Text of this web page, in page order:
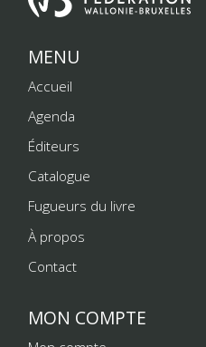
MENU
Accueil
Agenda
Éditeurs
Catalogue
Fugueurs du livre
À propos
Contact
MON COMPTE